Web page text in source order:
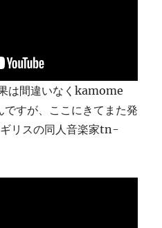
は間違いなくkamome
すが、ここにきてまた発
リスの同人音楽家tn-